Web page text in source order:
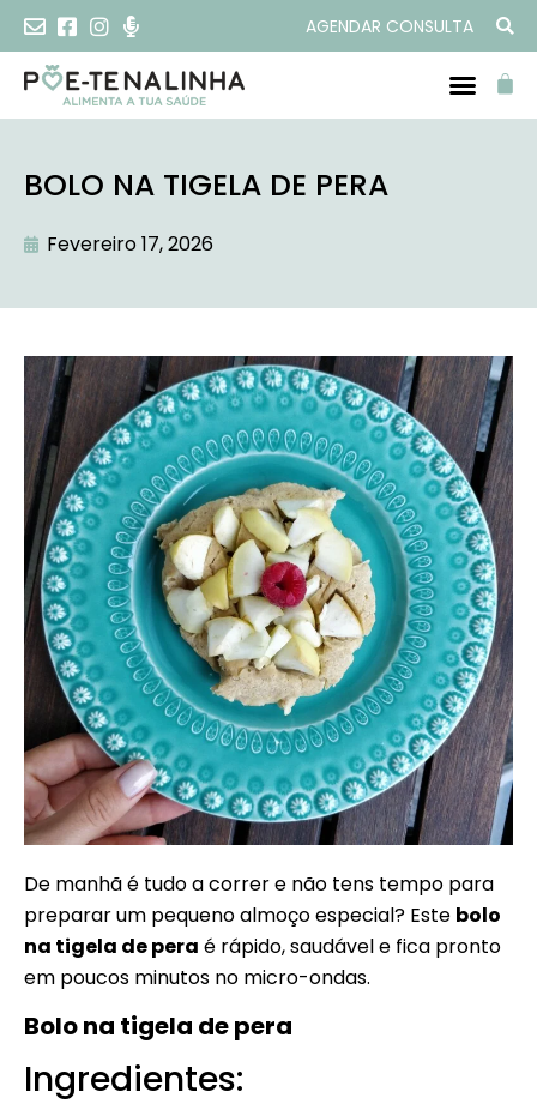
AGENDAR CONSULTA
BOLO NA TIGELA DE PERA
Fevereiro 17, 2026
De manhã é tudo a correr e não tens tempo para
preparar um pequeno almoço especial? Este bolo
na tigela de pera é rápido, saudável e fica pronto
em poucos minutos no micro-ondas.
Bolo na tigela de pera
Ingredientes: